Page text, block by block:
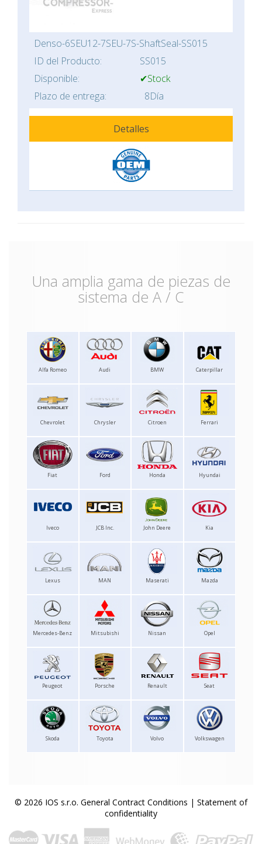
Denso-6SEU12-7SEU-7S-ShaftSeal-SS015
ID del Producto:
SS015
Disponible:
✔Stock
Plazo de entrega:
8Día
Detalles
Una amplia gama de piezas de
sistema de A / C
Alfa Romeo Audi BMW Caterpillar
Chevrolet Chrysler Citroen Ferrari
Fiat Ford Honda Hyundai
Iveco JCB Inc. John Deere Kia
Lexus MAN Maserati Mazda
Mercedes-Benz Mitsubishi Nissan Opel
Peugeot Porsche Renault Seat
Skoda Toyota Volvo Volkswagen
© 2026 IOS s.r.o. General Contract Conditions | Statement of
confidentiality